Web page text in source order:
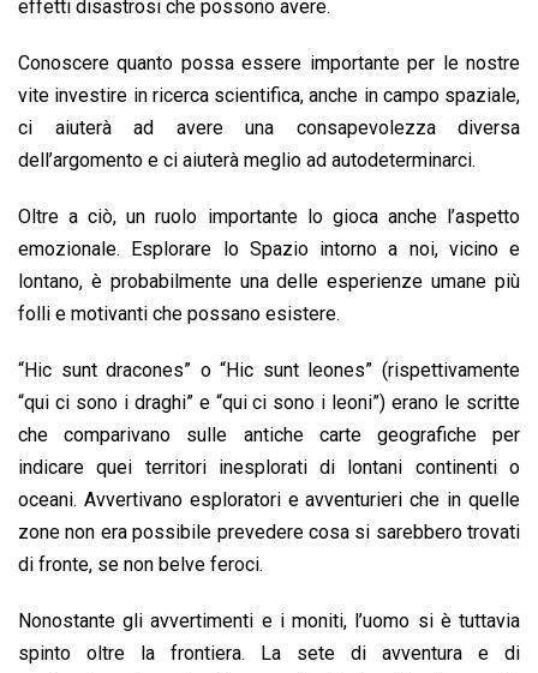
effetti disastrosi che possono avere.
Conoscere quanto possa essere importante per le nostre
vite investire in ricerca scientifica, anche in campo spaziale,
ci aiuterà ad avere una consapevolezza diversa
dell’argomento e ci aiuterà meglio ad autodeterminarci.
Oltre a ciò, un ruolo importante lo gioca anche l’aspetto
emozionale. Esplorare lo Spazio intorno a noi, vicino e
lontano, è probabilmente una delle esperienze umane più
folli e motivanti che possano esistere.
“Hic sunt dracones” o “Hic sunt leones” (rispettivamente
“qui ci sono i draghi” e “qui ci sono i leoni”) erano le scritte
che comparivano sulle antiche carte geografiche per
indicare quei territori inesplorati di lontani continenti o
oceani. Avvertivano esploratori e avventurieri che in quelle
zone non era possibile prevedere cosa si sarebbero trovati
di fronte, se non belve feroci.
Nonostante gli avvertimenti e i moniti, l’uomo si è tuttavia
spinto oltre la frontiera. La sete di avventura e di